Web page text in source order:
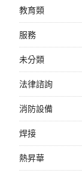
教育類
服務
未分類
法律諮詢
消防設備
焊接
熱昇華